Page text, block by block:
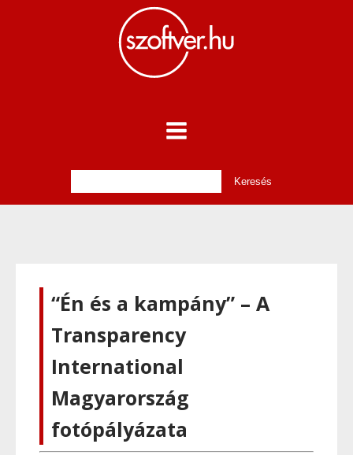
“Én és a kampány” – A
Transparency
International
Magyarország
fotópályázata